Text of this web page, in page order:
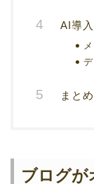
AI導
まと
ブログが